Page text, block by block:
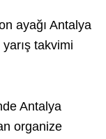
ayağı Antalya
takvimi
Antalya
organize